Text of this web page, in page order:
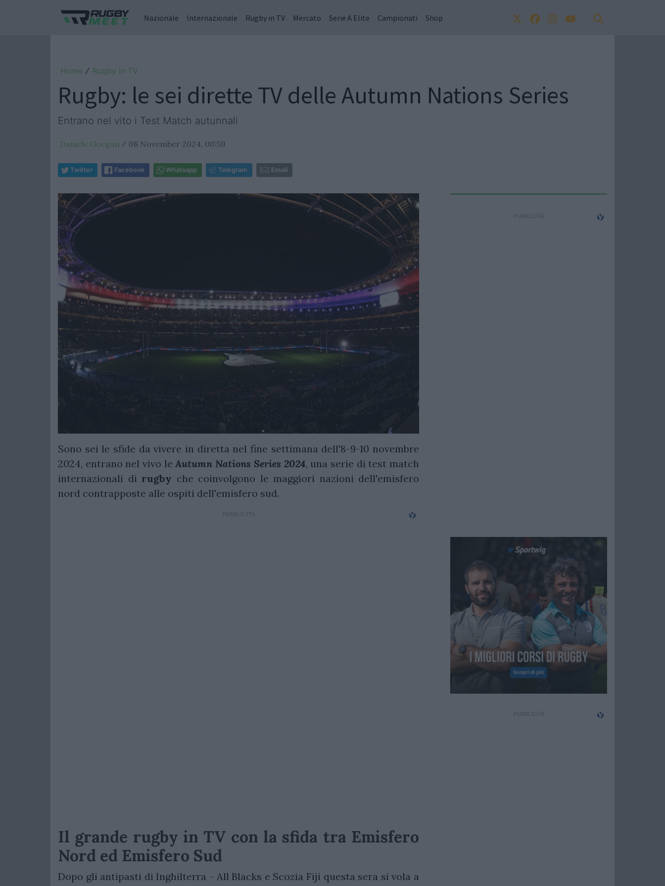
Nazionale Internazionale Rugby in TV Mercato Serie A Elite Campionati Shop
Home / Rugby in TV
Rugby: le sei dirette TV delle Autumn Nations Series
Entrano nel vito i Test Match autunnali
Daniele Goegan / 08 November 2024, 00:59
Twitter Facebook Whatsapp Telegram Email
Sono sei le sfide da vivere in diretta nel fine settimana dell'8-9-10 novembre
2024, entrano nel vivo leAutumn Nations Series 2024, una serie di test match
internazionali di rugby che coinvolgono le maggiori nazioni dell'emisfero
nord contrapposte alle ospiti dell'emisfero sud.
Il grande rugby in TV con la sfida tra Emisfero
Nord ed Emisfero Sud
Dopo gli antipasti di Inghilterra - All Blacks e Scozia Fiji questa sera si vola a